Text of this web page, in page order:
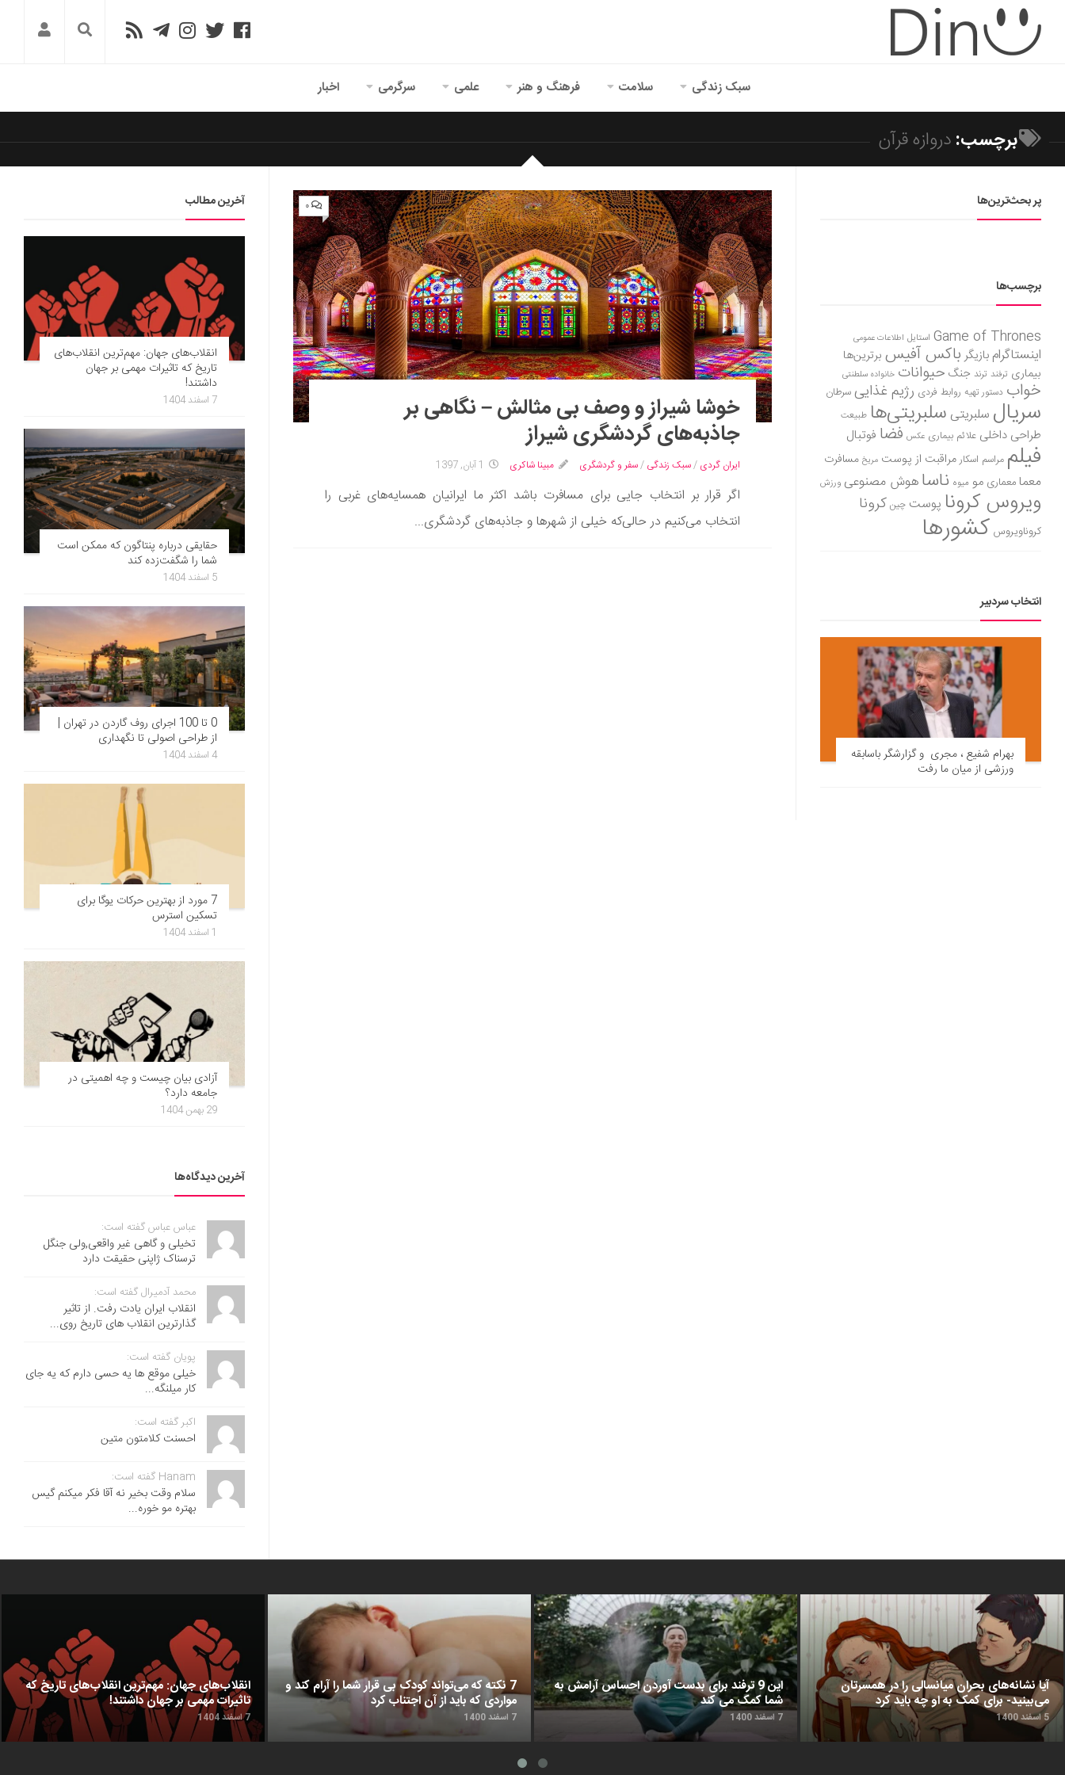
سبک زندگی سلامت فرهنگ و هنر علمی سرگرمی اخبار
برچسب:دروازه قرآن
۰
خوشا شیراز و وصف بی مثالش – نگاهی بر
جاذبه‌های گردشگری شیراز
ایران گردی /سبک زندگی /سفر و گردشگری مبینا شاکری 1 آبان, 1397
اگر قرار بر انتخاب جایی برای مسافرت باشد اکثر ما ایرانیان همسایه‌های غربی را
انتخاب می‌کنیم در حالی‌که خیلی از شهرها و جاذبه‌های گردشگری...
پر بحث‌ترین‌ها
برچسب‌ها
Game of Thrones استایل اطلاعات عمومی
اینستاگرام بازیگر باکس آفیس برترین‌ها
بیماری ترفند ترند جنگ حیوانات خانواده سلطنتی
خواب دستور تهیه روابط فردی رژیم غذاییسرطان
سریال سلبریتی سلبریتی‌ها طبیعت
طراحی داخلی علائم بیماری عکس فضا فوتبال
فیلم مراسم اسکارمراقبت از پوست مریخ مسافرت
معمامعماری مو میوه ناساهوش مصنوعی ورزش
ویروس کرونا پوست چین کرونا
کروناویروس کشورها
انتخاب سردبیر
بهرام شفیع ، مجری و گزارشگر باسابقه
ورزشی از میان ما رفت
آخرین مطالب
انقلاب‌های جهان: مهم‌ترین انقلاب‌های
تاریخ که تاثیرات مهمی بر جهان
داشتند!
7 اسفند 1404
حقایقی درباره پنتاگون که ممکن است
شما را شگفت‌زده کند
5 اسفند 1404
0 تا 100 اجرای روف گاردن در تهران |
از طراحی اصولی تا نگهداری
4 اسفند 1404
7 مورد از بهترین حرکات یوگا برای
تسکین استرس
1 اسفند 1404
آزادی بیان چیست و چه اهمیتی در
جامعه دارد؟
29 بهمن 1404
آخرین دیدگاه‌ها
عباس عباس گفته است:
تخیلی و گاهی غیر واقعی,ولی جنگل
ترسناک ژاپنی حقیقت دارد
محمد آدمیرال گفته است:
انقلاب ایران یادت رفت. از تاثیر
گذارترین انقلاب های تاریخ روی...
پویان گفته است:
خیلی موقع ها یه حسی دارم که یه جای
کار میلنگه...
اکبر گفته است:
احسنت ‌کلامتون متین
Hanam گفته است:
سلام وقت بخیر نه آقا فکر میکنم گیس
بهتره مو خوره...
انقلاب‌های جهان: مهم‌ترین انقلاب‌های تاریخ که
تاثیرات مهمی بر جهان داشتند!
7 اسفند 1404
7 نکته که می‌تواند کودک بی قرار شما را آرام کند و
مواردی که باید از آن اجتناب کرد
7 اسفند 1400
این 9 ترفند برای بدست آوردن احساس آرامش به
شما کمک می‌ کند
7 اسفند 1400
آیا نشانه‌های بحران میانسالی را در همسرتان
می‌بینید- برای کمک به او چه باید کرد
5 اسفند 1400